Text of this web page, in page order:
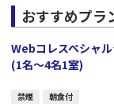
おすすめプラ
Webコレスペシャ
(1名～4名1室)
禁煙 朝食付